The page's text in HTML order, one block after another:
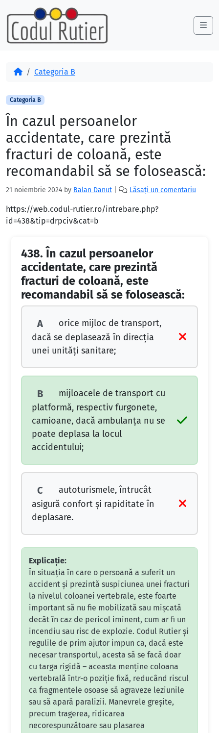
Skip to content
Skip to footer
AcasăCategoria B
Categoria B
În cazul persoanelor
accidentate, care prezintă
fracturi de coloană, este
recomandabil să se folosească:
21 noiembrie 2024 by Balan Danut Lăsați un comentariu
https://web.codul-rutier.ro/intrebare.php?
id=438&tip=drpciv&cat=b
438. În cazul persoanelor
accidentate, care prezintă
fracturi de coloană, este
recomandabil să se folosească:
A
orice mijloc de transport,
dacă se deplasează în direcţia
unei unităţi sanitare;
B
mijloacele de transport cu
platformă, respectiv furgonete,
camioane, dacă ambulanţa nu se
poate deplasa la locul
accidentului;
C
autoturismele, întrucât
asigură confort şi rapiditate în
deplasare.
Explicație:
În situația în care o persoană a suferit un
accident și prezintă suspiciunea unei fracturi
la nivelul coloanei vertebrale, este foarte
important să nu fie mobilizată sau mișcată
decât în caz de pericol iminent, cum ar fi un
incendiu sau risc de explozie. Codul Rutier și
regulile de prim ajutor impun ca, dacă este
necesar transportul, acesta să se facă doar
cu targa rigidă – aceasta menține coloana
vertebrală într-o poziție fixă, reducând riscul
ca fragmentele osoase să agraveze leziunile
sau să apară paralizii. Manevrele greșite,
precum tragerea, ridicarea
necorespunzătoare sau plasarea